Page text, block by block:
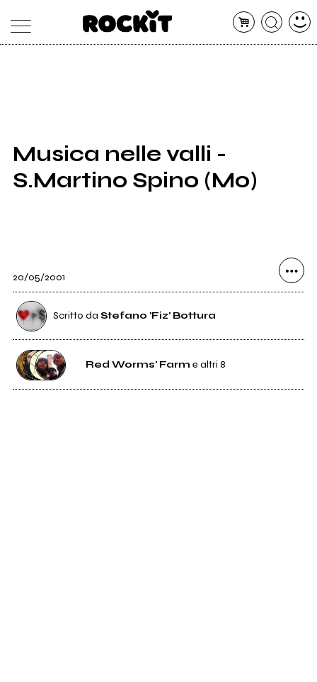
SHOP
RADIO
Musica nelle valli -
S.Martino Spino (Mo)
20/05/2001
Scritto da Stefano 'Fiz' Bottura
Red Worms' Farm e altri 8